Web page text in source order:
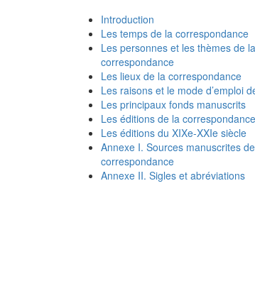
Introduction
Les temps de la correspondance
Les personnes et les thèmes de la
correspondance
Les lieux de la correspondance
Les raisons et le mode d’emploi
Les principaux fonds manuscrits
Les éditions de la
Les éditions du XIXe-XXIe siècle
Annexe I. Sources manuscrites
correspondance
Annexe II. Sigles et abréviations